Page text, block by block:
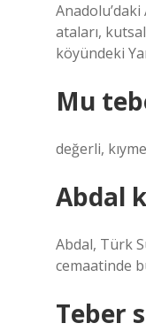
ataları,
köyündeki
Mu
değerli,
Abdal
Abdal, Türk
cemaatinde
Teber